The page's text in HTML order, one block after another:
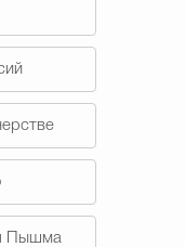
Пышма